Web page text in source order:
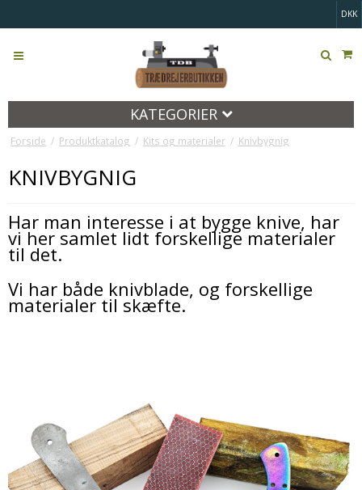
DKK
KATEGORIER
Forside / Produktkatalog / Kits og materialer / Knivbygnig
KNIVBYGNIG
Har man interesse i at bygge knive, har
vi her samlet lidt forskellige materialer
til det.
Vi har både knivblade, og forskellige
materialer til skæfte.